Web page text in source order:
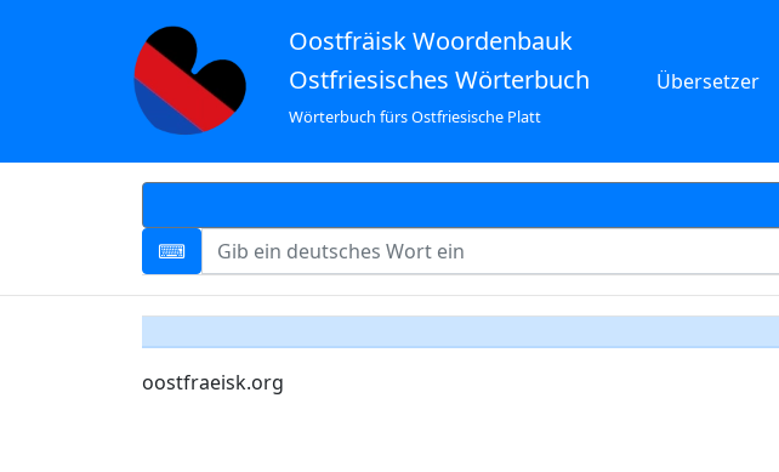
Oostfräisk Woordenbauk
Ostfriesisches Wörterbuch
Wörterbuch fürs Ostfriesische Platt
Übersetzer
oostfraeisk.org